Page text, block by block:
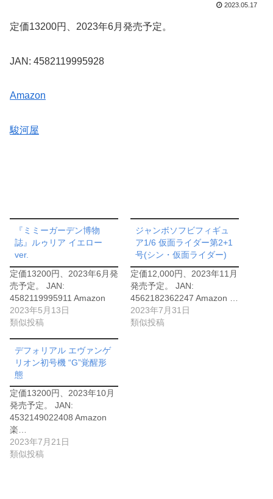
2023.05.17
定価13200円、2023年6月発売予定。
JAN: 4582119995928
Amazon
駿河屋
『ミミーガーデン博物
誌』ルゥリア イエロー
ver.
定価13200円、2023年6月発
売予定。 JAN:
4582119995911 Amazon
2023年5月13日
類似投稿
ジャンボソフビフィギュ
ア1/6 仮面ライダー第2+1
号(シン・仮面ライダー)
定価12,000円、2023年11月
発売予定。 JAN:
4562182362247 Amazon …
2023年7月31日
類似投稿
デフォリアル エヴァンゲ
リオン初号機 “G”覚醒形
態
定価13200円、2023年10月
発売予定。 JAN:
4532149022408 Amazon
楽…
2023年7月21日
類似投稿